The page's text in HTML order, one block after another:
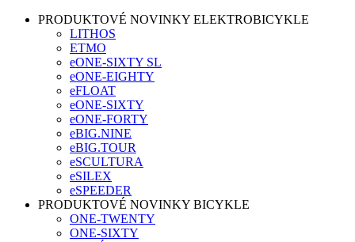
PRODUKTOVÉ NOVINKY ELEKTROBICYKLE
LITHOS
ETMO
eONE-SIXTY SL
eONE-EIGHTY
eFLOAT
eONE-SIXTY
eONE-FORTY
eBIG.NINE
eBIG.TOUR
eSCULTURA
eSILEX
eSPEEDER
PRODUKTOVÉ NOVINKY BICYKLE
ONE-TWENTY
ONE-SIXTY